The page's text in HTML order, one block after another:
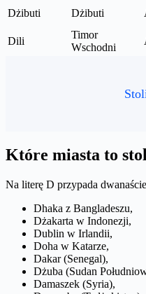
Dżibuti Dżibuti
Dili
Timor
Wschodni
Które miasta to
Na literę D przypada
Dhaka z Bangladeszu,
Dżakarta w Indonezji,
Dublin w Irlandii,
Doha w Katarze,
Dakar (Senegal),
Dżuba (Sudan
Damaszek (Syria),